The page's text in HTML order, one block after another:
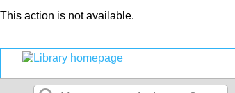
This action is not available.